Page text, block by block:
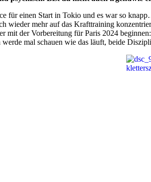
für einen Start in Tokio und es war so
wieder mehr auf das Krafttraining
mit der Vorbereitung für Paris 2024
mal schauen wie das läuft, beide